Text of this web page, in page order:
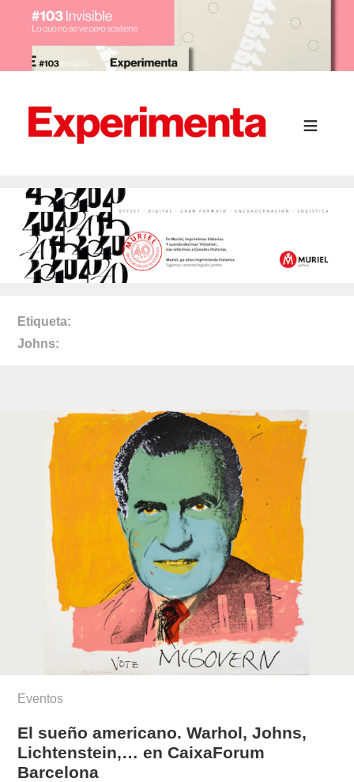
Etiqueta
Johns
Eventos
El sueño americano. Warhol, Johns,
Lichtenstein,… en CaixaForum
Barcelona